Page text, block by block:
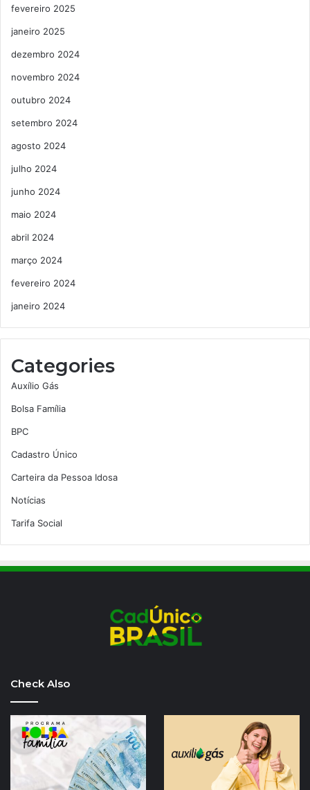
fevereiro 2025
janeiro 2025
dezembro 2024
novembro 2024
outubro 2024
setembro 2024
agosto 2024
julho 2024
junho 2024
maio 2024
abril 2024
março 2024
fevereiro 2024
janeiro 2024
Categories
Auxílio Gás
Bolsa Família
BPC
Cadastro Único
Carteira da Pessoa Idosa
Notícias
Tarifa Social
Check Also